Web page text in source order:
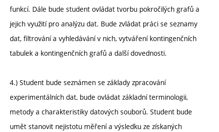
funkcí. Dále bude student ovládat tvorbu pokročilých grafů a
jejich využití pro analýzu dat. Bude zvládat práci se seznamy
dat, filtrování a vyhledávání v nich, vytváření kontingenčních
tabulek a kontingenčních grafů a další dovednosti.
4.) Student bude seznámen se základy zpracování
experimentálních dat, bude ovládat základní terminologii,
metody a charakteristiky datových souborů. Student bude
umět stanovit nejistotu měření a výsledku ze získaných